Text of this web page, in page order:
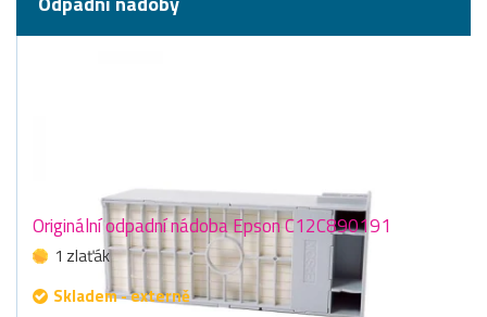
Originální odpadní nádoba Epson C12C890191
1 zlaťák
Skladem - externě